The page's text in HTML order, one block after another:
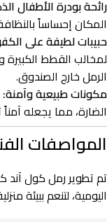
رائحة بودرة الأطفال
المكان إحساساً
حبيبات لطيفة على
لمخالب القطط الكبيرة
الرمل خارج الصندوق.
مكونات طبيعية وآمنة:
الضارة، مما يجعله
المواصفات
تم تطوير رمل كول آند
اليومية، لتنعم ببيئة